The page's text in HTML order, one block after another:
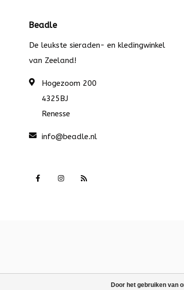
Door het gebruiken van
Beadle
De leukste sieraden- en kledingwinkel
van Zeeland!
Hogezoom 200
4325BJ
Renesse
info@beadle.nl